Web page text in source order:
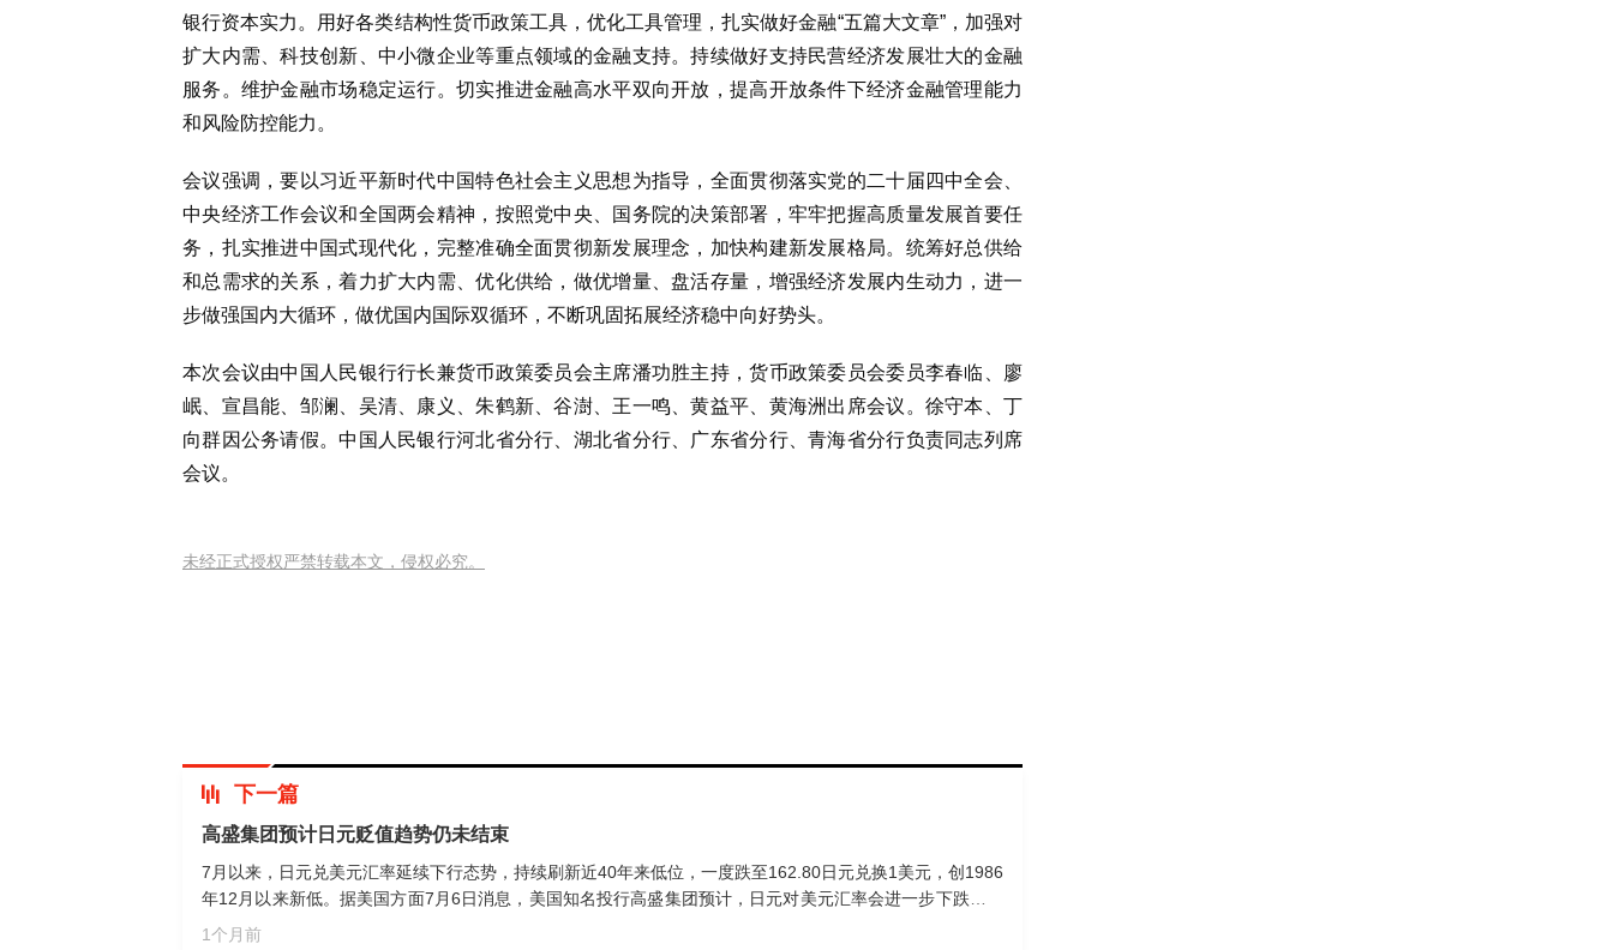
银行资本实力。用好各类结构性货币政策工具，优化工具管理，扎实做好金融“五篇大文章”，加强对
扩大内需、科技创新、中小微企业等重点领域的金融支持。持续做好支持民营经济发展壮大的金融
服务。维护金融市场稳定运行。切实推进金融高水平双向开放，提高开放条件下经济金融管理能力
和风险防控能力。
会议强调，要以习近平新时代中国特色社会主义思想为指导，全面贯彻落实党的二十届四中全会、
中央经济工作会议和全国两会精神，按照党中央、国务院的决策部署，牢牢把握高质量发展首要任
务，扎实推进中国式现代化，完整准确全面贯彻新发展理念，加快构建新发展格局。统筹好总供给
和总需求的关系，着力扩大内需、优化供给，做优增量、盘活存量，增强经济发展内生动力，进一
步做强国内大循环，做优国内国际双循环，不断巩固拓展经济稳中向好势头。
本次会议由中国人民银行行长兼货币政策委员会主席潘功胜主持，货币政策委员会委员李春临、廖
岷、宣昌能、邹澜、 吴清 、康义、朱鹤新、谷澍、王一鸣、黄益平、黄海洲出席会议。徐守本、丁
向群因公务请假。中国人民银行河北省分行、湖北省分行、广东省分行、青海省分行负责同志列席
会议。
未经正式授权严禁转载本文，侵权必究。
下一篇
高盛集团预计日元贬值趋势仍未结束
7月以来，日元兑美元汇率延续下行态势，持续刷新近40年来低位，一度跌至162.80日元兑换1美元，创1986
年12月以来新低。据美国方面7月6日消息，美国知名投行高盛集团预计，日元对美元汇率会进一步下跌。据
悉，高盛集团将未来12个月日元对美元汇率预测从此前的155日元兑换1美元调整为165日元兑换1美元。除一
1个月前